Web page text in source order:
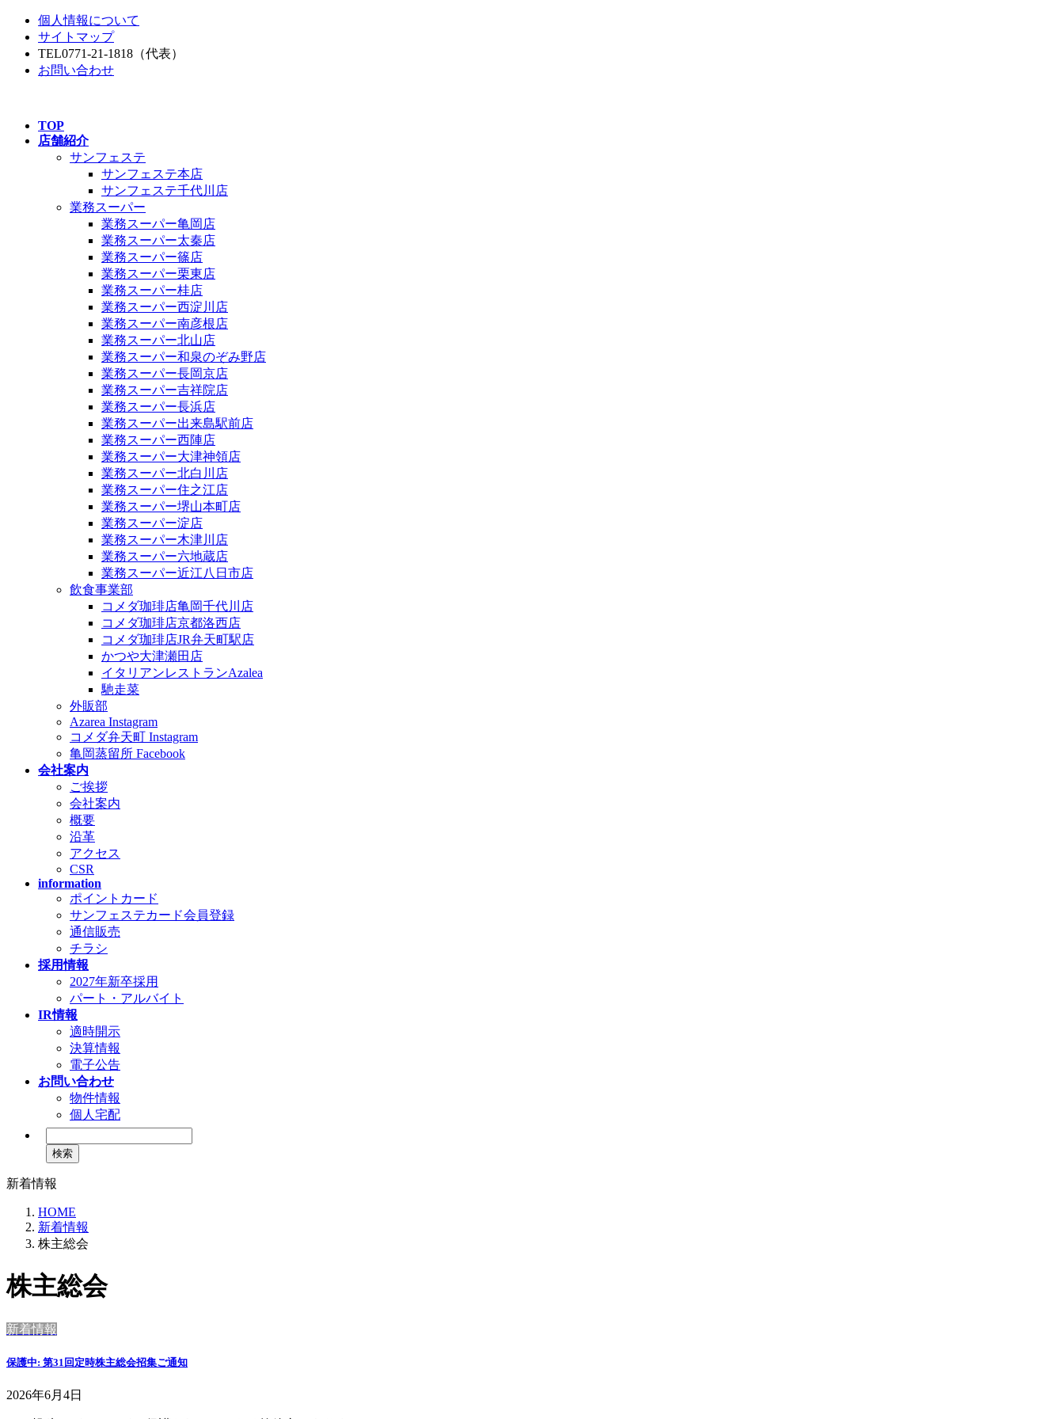
個人情報について
サイトマップ
TEL0771-21-1818 （代表）
お問い合わせ
TOP
店舗紹介
サンフェステ
サンフェステ本店
サンフェステ千代川店
業務スーパー
業務スーパー亀岡店
業務スーパー太秦店
業務スーパー篠店
業務スーパー栗東店
業務スーパー桂店
業務スーパー西淀川店
業務スーパー南彦根店
業務スーパー北山店
業務スーパー和泉のぞみ野店
業務スーパー長岡京店
業務スーパー吉祥院店
業務スーパー長浜店
業務スーパー出来島駅前店
業務スーパー西陣店
業務スーパー大津神領店
業務スーパー北白川店
業務スーパー住之江店
業務スーパー堺山本町店
業務スーパー淀店
業務スーパー木津川店
業務スーパー六地蔵店
業務スーパー近江八日市店
飲食事業部
コメダ珈琲店亀岡千代川店
コメダ珈琲店京都洛西店
コメダ珈琲店JR弁天町駅店
かつや大津瀬田店
イタリアンレストランAzalea
馳走菜
外販部
Azarea Instagram
コメダ弁天町 Instagram
亀岡蒸留所 Facebook
会社案内
ご挨拶
会社案内
概要
沿革
アクセス
CSR
information
ポイントカード
サンフェステカード会員登録
通信販売
チラシ
採用情報
2027年新卒採用
パート・アルバイト
IR情報
適時開示
決算情報
電子公告
お問い合わせ
物件情報
個人宅配
索:
新着情報
HOME
新着情報
株主総会
株主総会
新着情報
保護中: 第31回定時株主総会招集ご通知
2026年6月4日